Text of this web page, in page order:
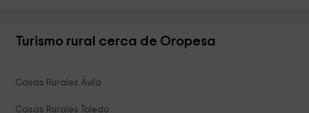
Turismo rural cerca de Oropesa
Casas Rurales Ávila
Casas Rurales Toledo